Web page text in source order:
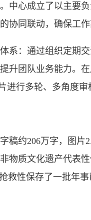
心成立了以主要负
协同联动，确保工作
：通过组织定期交
升团队业务能力。
行多轮、多角度审
约206万字，图片
物质文化遗产代表
救性保存了一批年